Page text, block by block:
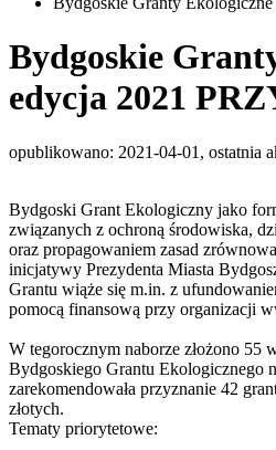
Bydgoskie
edycja 2021
opublikowano: 2021-04-01, ostatnia
Bydgoski Grant Ekologiczny jako
związanych z ochroną środowiska,
oraz propagowaniem zasad
inicjatywy Prezydenta Miasta
Grantu wiąże się m.in. z
pomocą finansową przy organizacji
W tegorocznym naborze złożono 55
Bydgoskiego Grantu Ekologicznego
zarekomendowała przyznanie 42
złotych.
Tematy priorytetowe: